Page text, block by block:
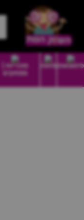
סיטונאותמזווה
סוכריות |
ממתקים